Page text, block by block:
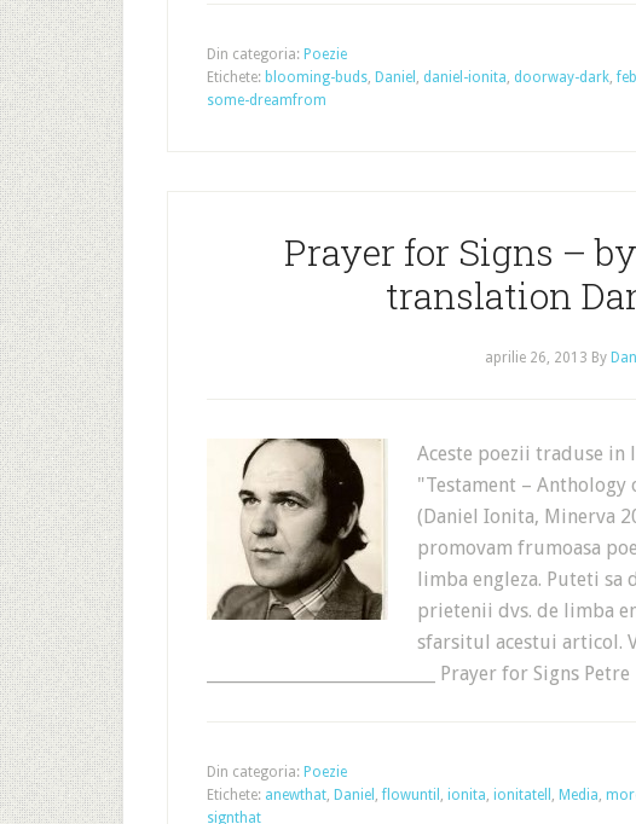
Din categoria: Poezie
Etichete: blooming-buds, Daniel , daniel-ionita, doorway-dark,
some-dreamfrom
Prayer for Signs –
translation
aprilie 26, 2013 By
Aceste poezii traduse in
"Testament – Anthology
(Daniel Ionita, Minerva
promovam frumoasa
limba engleza. Puteti sa
prietenii dvs. de limba
sfarsitul acestui articol.
___________________________ Prayer for Signs
Din categoria: Poezie
Etichete: anewthat, Daniel ,flowuntil , ionita, ionitatell , Media,
signthat